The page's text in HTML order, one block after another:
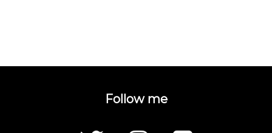
Follow me